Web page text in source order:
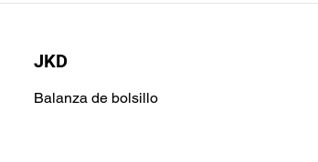
JKD
Balanza de bolsillo